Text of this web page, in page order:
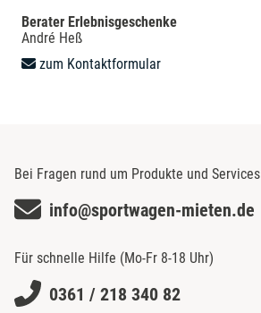
Berater Erlebnisgeschenke
André Heß
zum Kontaktformular
Bei Fragen rund um Produkte und Services
info@sportwagen-mieten.de
Für schnelle Hilfe (Mo-Fr 8-18 Uhr)
0361 / 218 340 82